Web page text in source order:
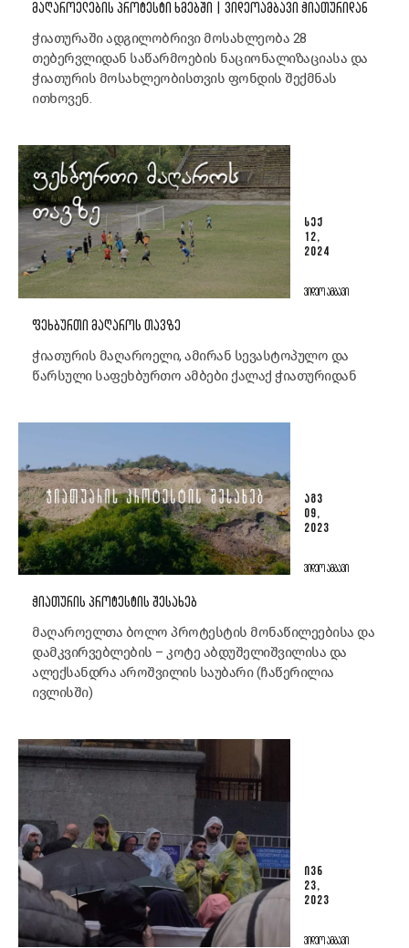
ᲛᲐᲦᲐᲠᲝᲔᲚᲔᲑᲘᲡ ᲞᲠᲝᲢᲔᲡᲢᲘ ᲮᲛᲔᲑᲨᲘ | ᲕᲘᲓᲔᲝᲐᲛᲑᲐᲕᲘ ᲭᲘᲐᲗᲣᲠᲘᲓᲐᲜ
ჭიათურაში ადგილობრივი მოსახლეობა 28
თებერვლიდან საწარმოების ნაციონალიზაციასა და
ჭიათურის მოსახლეობისთვის ფონდის შექმნას
ითხოვენ.
ᲡᲔᲥ
12,
2024
ᲕᲘᲓᲔᲝ ᲐᲛᲑᲐᲕᲘ
ᲤᲔᲮᲑᲣᲠᲗᲘ ᲛᲐᲦᲐᲠᲝᲡ ᲗᲐᲕᲖᲔ
ჭიათურის მაღაროელი, ამირან სევასტოპულო და
წარსული საფეხბურთო ამბები ქალაქ ჭიათურიდან
ᲐᲒᲕ
09,
2023
ᲕᲘᲓᲔᲝ ᲐᲛᲑᲐᲕᲘ
ᲭᲘᲐᲗᲣᲠᲘᲡ ᲞᲠᲝᲢᲔᲡᲢᲘᲡ ᲨᲔᲡᲐᲮᲔᲑ
მაღაროელთა ბოლო პროტესტის მონაწილეებისა და
დამკვირვებლების – კოტე აბდუშელიშვილისა და
ალექსანდრა აროშვილის საუბარი (ჩაწერილია
ივლისში)
ᲘᲕᲜ
23,
2023
ᲕᲘᲓᲔᲝ ᲐᲛᲑᲐᲕᲘ